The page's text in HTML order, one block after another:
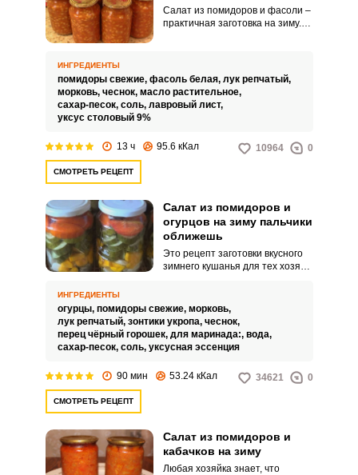
Салат из помидоров и фасоли –
практичная заготовка на зиму.
ИНГРЕДИЕНТЫ
помидоры свежие, фасоль белая, лук репчатый,
морковь, чеснок, масло растительное,
сахар-песок, соль, лавровый лист,
уксус столовый 9%
13 ч 95.6 кКал 10964 0
СМОТРЕТЬ РЕЦЕПТ
Салат из помидоров и
огурцов на зиму пальчики
оближешь
Это рецепт заготовки вкусного
зимнего кушанья для тех хозяек,
готовится салат быстро и его
вкус действительно – пальчики
оближешь.
ИНГРЕДИЕНТЫ
огурцы, помидоры свежие, морковь,
лук репчатый, зонтики укропа, чеснок,
перец чёрный горошек, для маринада:, вода,
сахар-песок, соль, уксусная эссенция
90 мин 53.24 кКал 34621 0
СМОТРЕТЬ РЕЦЕПТ
Салат из помидоров и
кабачков на зиму
Любая хозяйка знает, что